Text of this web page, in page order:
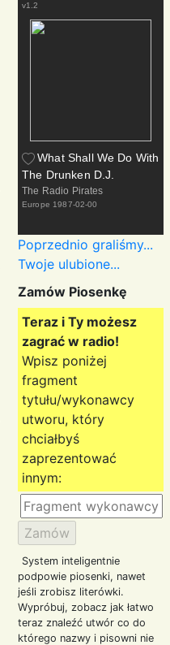
v1.2
What Shall We Do With
The Drunken D.J.
The Radio Pirates
Europe 1987-02-00
Poprzednio graliśmy...
Twoje ulubione...
Zamów Piosenkę
Teraz i Ty możesz
zagrać w radio!
Wpisz poniżej
fragment
tytułu/wykonawcy
utworu, który
chciałbyś
zaprezentować
innym:
System inteligentnie
podpowie piosenki, nawet
jeśli zrobisz literówki.
Wypróbuj, zobacz jak łatwo
teraz znaleźć utwór co do
którego nazwy i pisowni nie